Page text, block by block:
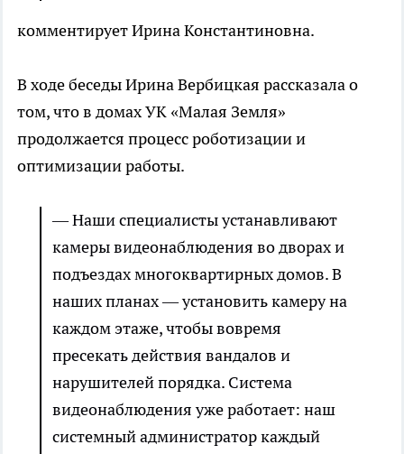
комментирует Ирина Константиновна.
В ходе беседы Ирина Вербицкая рассказала о
том, что в домах УК «Малая Земля»
продолжается процесс роботизации и
оптимизации работы.
— Наши специалисты устанавливают
камеры видеонаблюдения во дворах и
подъездах многоквартирных домов. В
наших планах — установить камеру на
каждом этаже, чтобы вовремя
пресекать действия вандалов и
нарушителей порядка. Система
видеонаблюдения уже работает: наш
системный администратор каждый